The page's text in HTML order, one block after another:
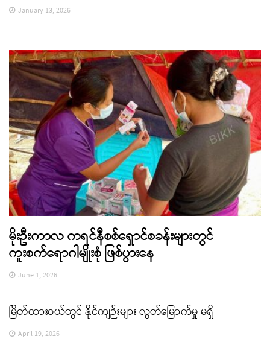
January 13, 2026
မိုးဦးကာလ ကရင်နီစစ်ရှောင်စခန်းများတွင်
ကူးစက်ရောဂါမျိုးစုံ ဖြစ်ပွားနေ
June 1, 2026
မြိတ်ထားဝယ်တွင် နိုင်ကျဉ်းများ လွတ်မြောက်မှု မရှိ
April 19, 2026